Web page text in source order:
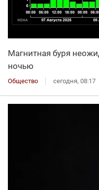
Магнитная буря
ночью
Общество сегодня, 08:17